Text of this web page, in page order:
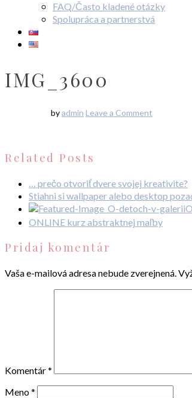
FAQ/Často kladené otázky
Spolupráca a partnerstvá
IMG_3600
byadmin Leave a Comment
Related Posts
… prečo otvoriť dvere svojej kreativite?
Stiahni si wallpaper alebo desktop
ONLINE kurz abstraktnej maľby
Pridaj komentár
Vaša e-mailová adresa nebude zverejnená.
Komentár*
Meno*